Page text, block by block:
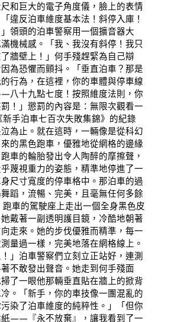
和巨大的電子角度儀，臉上的表情
違反泊車維度基本法！斜停入庫！
領頭的泊車警察用一個擴音器大
機械感。「我、我沒有斜停！我只
牆壁上！」何手殘趕緊為自己辯
為恐懼而顫抖。「垂直泊車？那是
行為，在這裡，你的車體與停車線
八十九點七度！按照維度法則，你
！」懲罰的內容是：無限次觀看一
手泊車七百次失敗集錦》的紀錄
為止。就在這時，一輛像是從科幻
的黑色跑車，優雅地從網格的邊緣
車的輪胎發出令人陶醉的摩擦聲，
蔑視重力的姿態，精準地停進了一
尺寸寬度的停車格中。那泊車的過
蹈，流暢、完美，且毫無任何多餘
車的駕駛座上走出一個全身黑色皮
戴著一副透明護目鏡，冷酷地朝著
走來。她的步伐優雅而精準，每一
量過一樣，完美地落在網格線上。
！」泊車警察們立刻立正站好，連測
不敢發出聲音。她走到何手殘面
了一眼他那輛垂直貼在牆上的掀背
。「新手，你的車技像一團混亂的
染了泊車維度的純粹性。」「但你
紙——『永不放棄』，讓我看到了一